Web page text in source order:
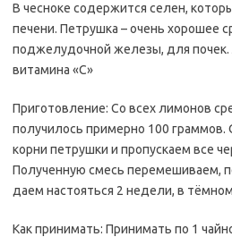
В чесноке содержится селен,
печени. Петрушка – очень хорошее
поджелудочной железы, для почек.
витамина «С»
Приготовление: Со всех лимонов
получилось примерно 100
корни петрушки и пропускаем все
Полученную смесь перемешиваем,
даем настояться 2 недели, в
Как принимать: Принимать по 1